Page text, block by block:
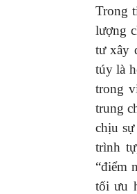
Trong
lượng
tư xây
túy là
trong
trung
chịu
trình
“điểm
tối ưu